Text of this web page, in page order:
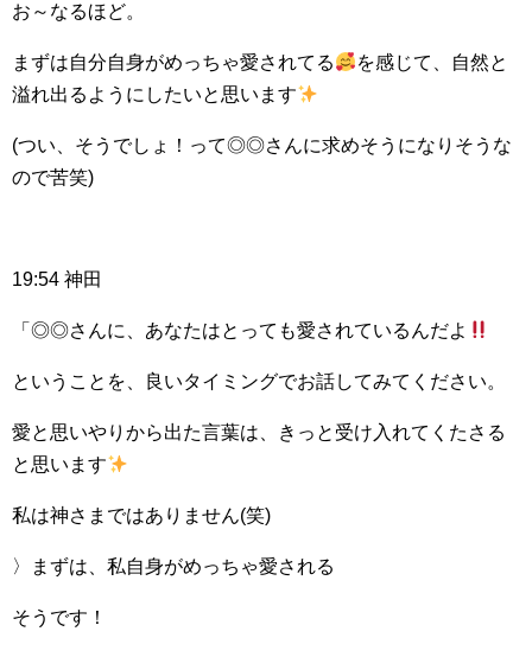
お～なるほど。
まずは自分自身がめっちゃ愛されてる
を感じて、自然と
溢れ出るようにしたいと思います
(つい、そうでしょ！って◎◎さんに求めそうになりそうな
ので苦笑)
19:54 神田
「◎◎さんに、あなたはとっても愛されているんだよ
ということを、良いタイミングでお話してみてください。
愛と思いやりから出た言葉は、きっと受け入れてくたさる
と思います
私は神さまではありません(笑)
〉まずは、私自身がめっちゃ愛される
そうです！